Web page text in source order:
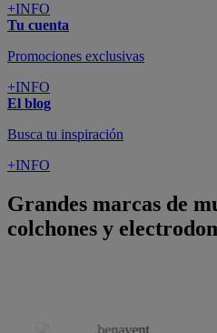
+INFO
Tu cuenta
Promociones exclusivas
+INFO
El blog
Busca tu inspiración
+INFO
Grandes marcas de
colchones y